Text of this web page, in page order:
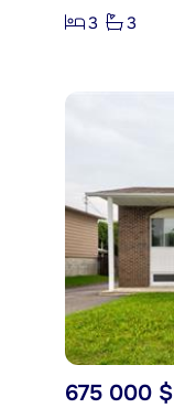
3
3
675 000 $